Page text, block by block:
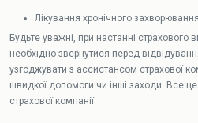
Лікування хронічного захворювання
Будьте уважні, при настанні страхового
необхідно звернутися перед
узгоджувати з ассистансом страхової
швидкої допомоги чи інші заходи. Все
страхової компанії.